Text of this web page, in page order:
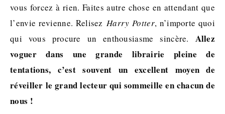
vous forcez à rien. Faites autre chose en attendant que
l’envie revienne. RelisezHarry Potter, n’importe quoi
qui vous procure un enthousiasme sincère. Allez
voguer dans une grande librairie pleine de
tentations, c’est souvent un excellent moyen de
réveiller le grand lecteur qui sommeille en chacun de
nous !